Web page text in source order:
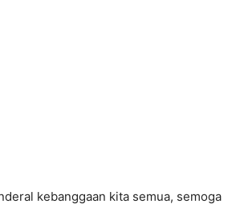
kebanggaan kita semua, semoga